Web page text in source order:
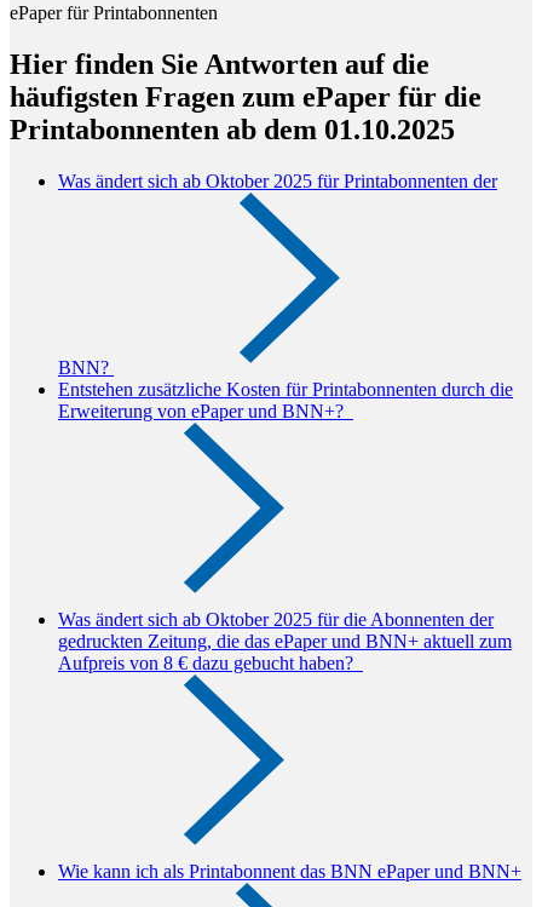
ePaper für Printabonnenten
Hier finden Sie Antworten auf die
häufigsten Fragen zum ePaper für die
Printabonnenten ab dem 01.10.2025
Was ändert sich ab Oktober 2025 für Printabonnenten der
BNN?
Entstehen zusätzliche Kosten für Printabonnenten durch die
Erweiterung von ePaper und BNN+?
Was ändert sich ab Oktober 2025 für die Abonnenten der
gedruckten Zeitung, die das ePaper und BNN+ aktuell zum
Aufpreis von 8 € dazu gebucht haben?
Wie kann ich als Printabonnent das BNN ePaper und BNN+